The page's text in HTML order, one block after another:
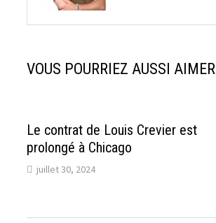
VOUS POURRIEZ AUSSI AIMER
Le contrat de Louis Crevier est
prolongé à Chicago
juillet 30, 2024